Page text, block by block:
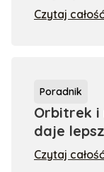
Czytaj całość
Poradnik
Orbitrek
daje
Czytaj całość